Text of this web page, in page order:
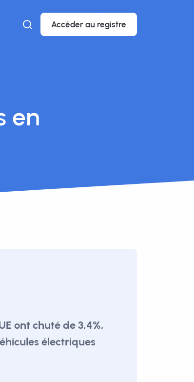
Accéder au registre
en
ont chuté de 3,4%,
électriques